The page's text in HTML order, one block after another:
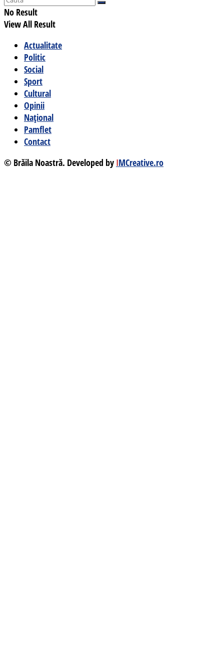
No Result
View All Result
Actualitate
Politic
Social
Sport
Cultural
Opinii
Național
Pamflet
Contact
© Brăila Noastră. Developed by IMCreative.ro